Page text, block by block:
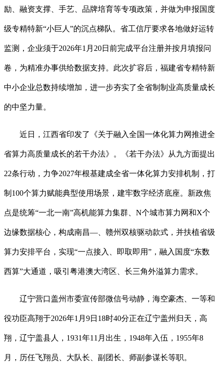
励、融资支撑、手艺、品牌培育等专项政策，并做为申报国度
级专精特新“小巨人”的沉点梯队。省工信厅要求各地做好运转
监测，企业须于2026年1月20日前完成平台注册并按月填报问
卷，为精准办事供给数据支持。此次扩容后，福建省专精特新
中小企业总数持续增加，进一步夯实了全省制制业高质量成长
的中坚力量。
近日，江西省印发了《关于融入全国一体化算力网推进全
省算力高质量成长的若干办法》。《若干办法》从九方面提出
22条行动，力争2027年根基建成全省一体化算力安排机制，打
制100个算力赋能典型使用场景，建牢数字经济底座。新政焦
点是统筹“一北一南”高机能算力集群、N个城市算力网和X个
边缘数据核心，构成南昌—、赣州双核驱动款式，并扶植省级
算力安排平台，实现“一点接入、即取即用”，融入国度“东数
西算”大通道，吸引粤港澳大湾区、长三角外溢算力需求。
辽宁营口盖州市委宣传部微信号动静，海空豪杰、一等和
役功臣高翔于2026年1月9日18时40分正在辽宁盖州归天，高
翔，辽宁盖县人，1931年11月出生，1948年入伍，1955年8
月，历任飞翔员、大队长、副团长、师副参谋长等职。